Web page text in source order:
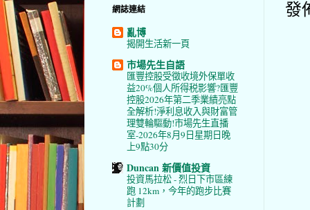
發
網誌連結
亂博
揭開生活新一頁
市場先生自語
匯豐控股受徵收境外保單收
益20%個人所得税影響?匯豐
控股2026年第二季業績亮點
全解析!淨利息收入與財富管
理雙輪驅動!市場先生直播
室-2026年8月9日星期日晚
上9點30分
Duncan 新價值投資
投資馬拉松 - 烈日下市區練
跑 12km，今年的跑步比賽
計劃